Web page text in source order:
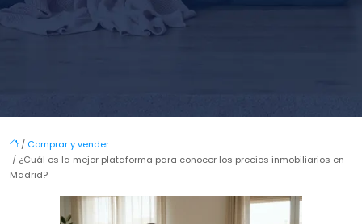
/ Comprar y vender
/ ¿Cuál es la mejor plataforma para conocer los precios inmobiliarios en
Madrid?